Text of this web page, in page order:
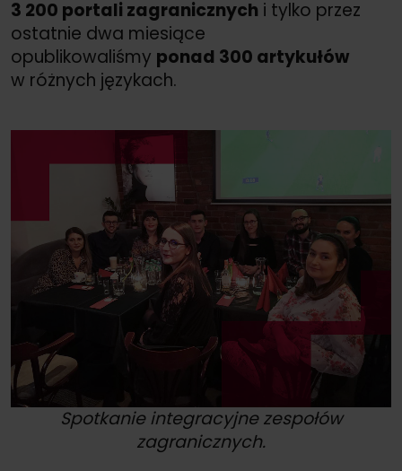
3 200 portali zagranicznych i tylko przez
ostatnie dwa miesiące
opublikowaliśmy ponad 300 artykułów
w różnych językach.
Spotkanie integracyjne zespołów
zagranicznych.